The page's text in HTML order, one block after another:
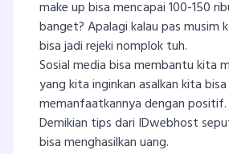
make up bisa mencapai 100-150
banget? Apalagi kalau pas musim
bisa jadi rejeki nomplok tuh.
Sosial media bisa membantu kita
yang kita inginkan asalkan kita bisa
memanfaatkannya dengan positif.
Demikian tips dari IDwebhost
bisa menghasilkan uang.